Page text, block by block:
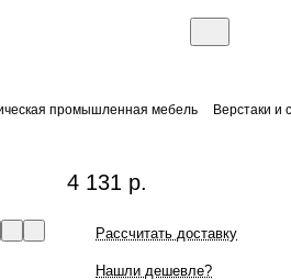
промышленная мебель Верстаки и
4 131 р.
Рассчитать доставку
Нашли дешевле?